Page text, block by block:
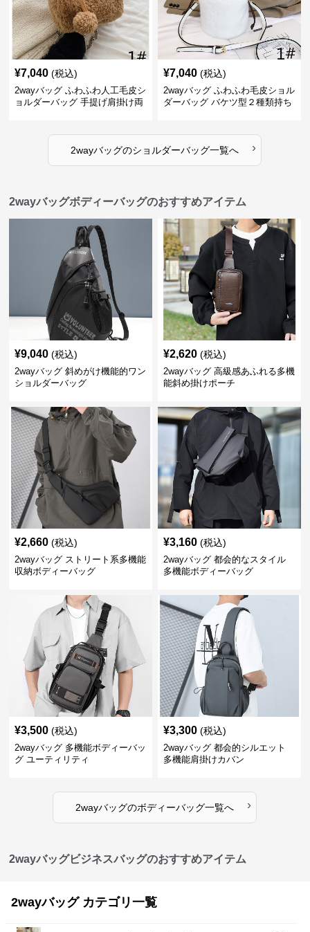
¥7,040 (税込)
2wayバッグ ふわふわ人工毛皮シ
ョルダーバッグ 手提げ肩掛け両
¥7,040 (税込)
2wayバッグ ふわふわ毛皮ショル
ダーバッグ バケツ型２種類持ち
2wayバッグのショルダーバッグ一覧へ ›
2wayバッグボディーバッグのおすすめアイテム
¥9,040 (税込)
2wayバッグ 斜めがけ機能的ワン
ショルダーバッグ
¥2,620 (税込)
2wayバッグ 高級感あふれる多機
能斜め掛けポーチ
¥2,660 (税込)
2wayバッグ ストリート系多機能
収納ボディーバッグ
¥3,160 (税込)
2wayバッグ 都会的なスタイル
多機能ボディーバッグ
¥3,500 (税込)
2wayバッグ 多機能ボディーバッ
グ ユーティリティ
¥3,300 (税込)
2wayバッグ 都会的シルエット
多機能肩掛けカバン
2wayバッグのボディーバッグ一覧へ ›
2wayバッグビジネスバッグのおすすめアイテム
2wayバッグ カテゴリ一覧